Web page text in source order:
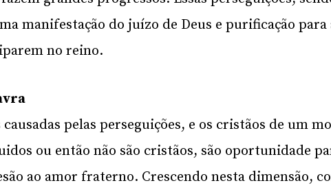
manifestação do juízo de Deus e purificação para
no reino.
pelas perseguições, e os cristãos de um
ou então não são cristãos, são oportunidade
ao amor fraterno. Crescendo nesta dimensão,